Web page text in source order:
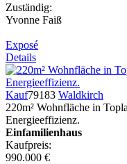
Zuständig:
Yvonne Faiß
Exposé
Details
Kauf79183 Waldkirch
220m² Wohnfläche in
Energieeffizienz.
Einfamilienhaus
Kaufpreis:
990.000 €